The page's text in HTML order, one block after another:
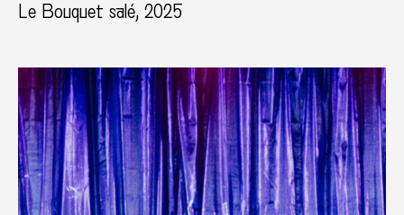
Le Bouquet salé, 2025